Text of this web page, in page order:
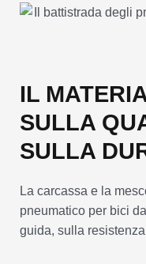
IL
SULLA
SULLA
La carcassa e la
pneumatico per bici
guida, sulla